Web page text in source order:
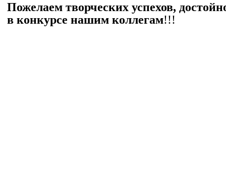
Пожелаем творческих успехов,
в конкурсе нашим коллегам!!!